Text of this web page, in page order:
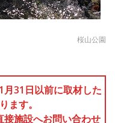
桜山公園
31日以前に取材した
ます。
施設へお問い合わせ